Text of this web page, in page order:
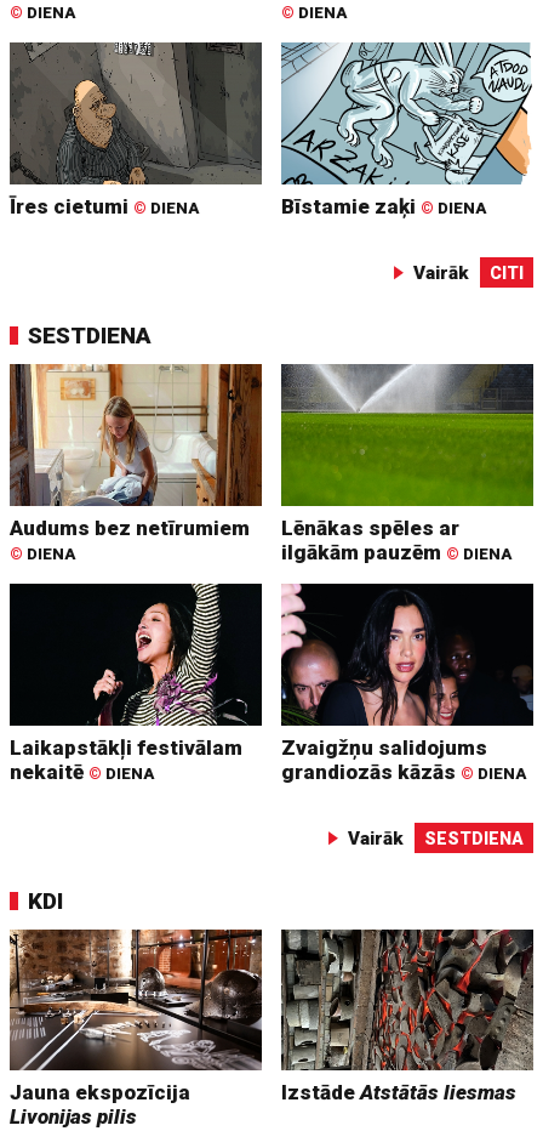
© DIENA © DIENA
Īres cietumi © DIENA Bīstamie zaķi © DIENA
Vairāk CITI
SESTDIENA
Audums bez netīrumiem
© DIENA
Lēnākas spēles ar
ilgākām pauzēm © DIENA
Laikapstākļi festivālam
nekaitē © DIENA
Zvaigžņu salidojums
grandiozās kāzās © DIENA
Vairāk SESTDIENA
KDI
Jauna ekspozīcija
Livonijas pilis
IzstādeAtstātās liesmas